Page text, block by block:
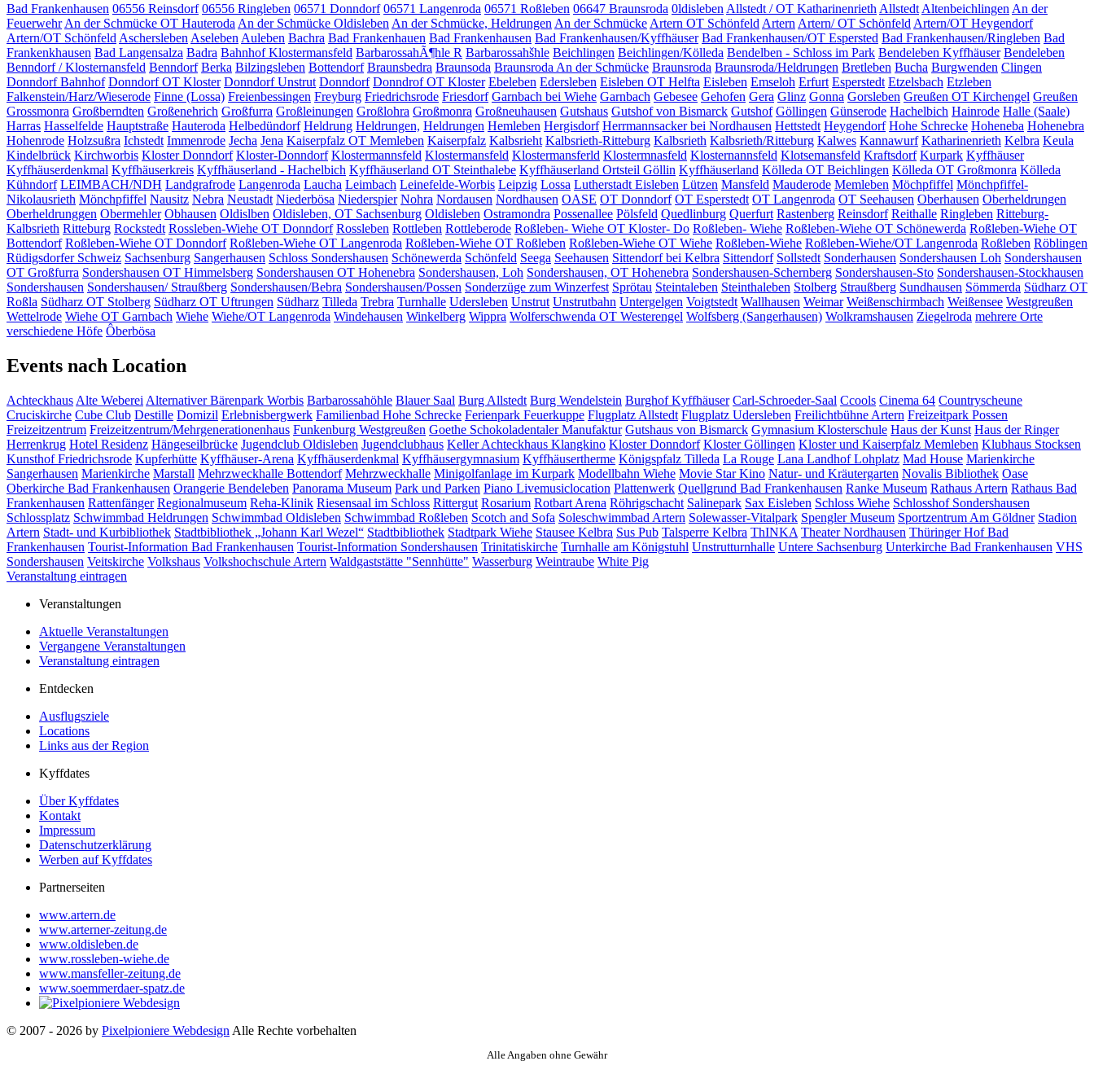
Bad Frankenhausen 06556 Reinsdorf 06556 Ringleben 06571 Donndorf 06571 Langenroda 06571 Roßleben 06647 Braunsroda 0ldisleben Allstedt / OT Katharinenrieth Allstedt Altenbeichlingen An der
Feuerwehr An der Schmücke OT Hauteroda An der Schmücke Oldisleben An der Schmücke, Heldrungen An der Schmücke Artern OT Schönfeld Artern Artern/ OT Schönfeld Artern/OT Heygendorf
Artern/OT Schönfeld Aschersleben Aseleben Auleben Bachra Bad Frankenhauen Bad Frankenhausen Bad Frankenhausen/Kyffhäuser Bad Frankenhausen/OT Espersted Bad Frankenhausen/Ringleben Bad
Frankenkhausen Bad Langensalza Badra Bahnhof Klostermansfeld BarbarossahÃ¶hle R Barbarossahšhle Beichlingen Beichlingen/Kölleda Bendelben - Schloss im Park Bendeleben Kyffhäuser Bendeleben
Benndorf / Klosternansfeld Benndorf Berka Bilzingsleben Bottendorf Braunsbedra Braunsoda Braunsroda An der Schmücke Braunsroda Braunsroda/Heldrungen Bretleben Bucha Burgwenden Clingen
Donndorf Bahnhof Donndorf OT Kloster Donndorf Unstrut Donndorf Donndrof OT Kloster Ebeleben Edersleben Eisleben OT Helfta Eisleben Emseloh Erfurt Esperstedt Etzelsbach Etzleben
Falkenstein/Harz/Wieserode Finne (Lossa) Freienbessingen Freyburg Friedrichsrode Friesdorf Garnbach bei Wiehe Garnbach Gebesee Gehofen Gera Glinz Gonna Gorsleben Greußen OT Kirchengel Greußen
Grossmonra Großberndten Großenehrich Großfurra Großleinungen Großlohra Großmonra Großneuhausen Gutshaus Gutshof von Bismarck Gutshof Göllingen Günserode Hachelbich Hainrode Halle (Saale)
Harras Hasselfelde Hauptstraße Hauteroda Helbedündorf Heldrung Heldrungen, Heldrungen Hemleben Hergisdorf Herrmannsacker bei Nordhausen Hettstedt Heygendorf Hohe Schrecke Hoheneba Hohenebra
Hohenrode Holzsußra Ichstedt Immenrode Jecha Jena Kaiserpfalz OT Memleben Kaiserpfalz Kalbsrieht Kalbsrieth-Ritteburg Kalbsrieth Kalbsrieth/Ritteburg Kalwes Kannawurf Katharinenrieth Kelbra Keula
Kindelbrück Kirchworbis Kloster Donndorf Kloster-Donndorf Klostermannsfeld Klostermansfeld Klostermansferld Klostermnasfeld Klosternannsfeld Klotsemansfeld Kraftsdorf Kurpark Kyffhäuser
Kyffhäuserdenkmal Kyffhäuserkreis Kyffhäuserland - Hachelbich Kyffhäuserland OT Steinthalebe Kyffhäuserland Ortsteil Göllin Kyffhäuserland Kölleda OT Beichlingen Kölleda OT Großmonra Kölleda
Kühndorf LEIMBACH/NDH Landgrafrode Langenroda Laucha Leimbach Leinefelde-Worbis Leipzig Lossa Lutherstadt Eisleben Lützen Mansfeld Mauderode Memleben Möchpfiffel Mönchpfiffel-
Nikolausrieth Mönchpfiffel Nausitz Nebra Neustadt Niederbösa Niederspier Nohra Nordausen Nordhausen OASE OT Donndorf OT Esperstedt OT Langenroda OT Seehausen Oberhausen Oberheldrungen
Oberheldrunggen Obermehler Obhausen Oldislben Oldisleben, OT Sachsenburg Oldisleben Ostramondra Possenallee Pölsfeld Quedlinburg Querfurt Rastenberg Reinsdorf Reithalle Ringleben Ritteburg-
Kalbsrieth Ritteburg Rockstedt Rossleben-Wiehe OT Donndorf Rossleben Rottleben Rottleberode Roßleben- Wiehe OT Kloster- Do Roßleben- Wiehe Roßleben-Wiehe OT Schönewerda Roßleben-Wiehe OT
Bottendorf Roßleben-Wiehe OT Donndorf Roßleben-Wiehe OT Langenroda Roßleben-Wiehe OT Roßleben Roßleben-Wiehe OT Wiehe Roßleben-Wiehe Roßleben-Wiehe/OT Langenroda Roßleben Röblingen
Rüdigsdorfer Schweiz Sachsenburg Sangerhausen Schloss Sondershausen Schönewerda Schönfeld Seega Seehausen Sittendorf bei Kelbra Sittendorf Sollstedt Sonderhausen Sondershausen Loh Sondershausen
OT Großfurra Sondershausen OT Himmelsberg Sondershausen OT Hohenebra Sondershausen, Loh Sondershausen, OT Hohenebra Sondershausen-Schernberg Sondershausen-Sto Sondershausen-Stockhausen
Sondershausen Sondershausen/ Straußberg Sondershausen/Bebra Sondershausen/Possen Sonderzüge zum Winzerfest Sprötau Steintaleben Steinthaleben Stolberg Straußberg Sundhausen Sömmerda Südharz OT
Roßla Südharz OT Stolberg Südharz OT Uftrungen Südharz Tilleda Trebra Turnhalle Udersleben Unstrut Unstrutbahn Untergelgen Voigtstedt Wallhausen Weimar Weißenschirmbach Weißensee Westgreußen
Wettelrode Wiehe OT Garnbach Wiehe Wiehe/OT Langenroda Windehausen Winkelberg Wippra Wolferschwenda OT Westerengel Wolfsberg (Sangerhausen) Wolkramshausen Ziegelroda mehrere Orte
verschiedene Höfe Ôberbösa
Events nach Location
Achteckhaus Alte Weberei Alternativer Bärenpark Worbis Barbarossahöhle Blauer Saal Burg Allstedt Burg Wendelstein Burghof Kyffhäuser Carl-Schroeder-Saal Ccools Cinema 64 Countryscheune
Cruciskirche Cube Club Destille Domizil Erlebnisbergwerk Familienbad Hohe Schrecke Ferienpark Feuerkuppe Flugplatz Allstedt Flugplatz Udersleben Freilichtbühne Artern Freizeitpark Possen
Freizeitzentrum Freizeitzentrum/Mehrgenerationenhaus Funkenburg Westgreußen Goethe Schokoladentaler Manufaktur Gutshaus von Bismarck Gymnasium Klosterschule Haus der Kunst Haus der Ringer
Herrenkrug Hotel Residenz Hängeseilbrücke Jugendclub Oldisleben Jugendclubhaus Keller Achteckhaus Klangkino Kloster Donndorf Kloster Göllingen Kloster und Kaiserpfalz Memleben Klubhaus Stocksen
Kunsthof Friedrichsrode Kupferhütte Kyffhäuser-Arena Kyffhäuserdenkmal Kyffhäusergymnasium Kyffhäusertherme Königspfalz Tilleda La Rouge Lana LandhofLohplatz Mad House Marienkirche
Sangerhausen Marienkirche Marstall Mehrzweckhalle Bottendorf Mehrzweckhalle Minigolfanlage im Kurpark Modellbahn Wiehe Movie Star Kino Natur- und Kräutergarten Novalis Bibliothek Oase
Oberkirche Bad Frankenhausen Orangerie Bendeleben Panorama Museum Park und Parken Piano Livemusiclocation Plattenwerk Quellgrund Bad Frankenhausen Ranke Museum Rathaus Artern Rathaus Bad
Frankenhausen Rattenfänger Regionalmuseum Reha-Klinik Riesensaal im Schloss Rittergut Rosarium Rotbart Arena Röhrigschacht Salinepark Sax Eisleben Schloss Wiehe Schlosshof Sondershausen
Schlossplatz Schwimmbad Heldrungen Schwimmbad Oldisleben Schwimmbad Roßleben Scotch and Sofa Soleschwimmbad Artern Solewasser-Vitalpark Spengler Museum Sportzentrum Am Göldner Stadion
Artern Stadt- und Kurbibliothek Stadtbibliothek „Johann Karl Wezel“ Stadtbibliothek Stadtpark Wiehe Stausee Kelbra Sus Pub Talsperre Kelbra ThINKA Theater Nordhausen Thüringer Hof Bad
Frankenhausen Tourist-Information Bad Frankenhausen Tourist-Information Sondershausen Trinitatiskirche Turnhalle am Königstuhl Unstrutturnhalle Untere Sachsenburg Unterkirche Bad Frankenhausen VHS
Sondershausen Veitskirche Volkshaus Volkshochschule Artern Waldgaststätte "Sennhütte" Wasserburg Weintraube White Pig
Veranstaltung eintragen
Veranstaltungen
Aktuelle Veranstaltungen
Vergangene Veranstaltungen
Veranstaltung eintragen
Entdecken
Ausflugsziele
Locations
Links aus der Region
Kyffdates
Über Kyffdates
Kontakt
Impressum
Datenschutzerklärung
Werben auf Kyffdates
Partnerseiten
www.artern.de
www.arterner-zeitung.de
www.oldisleben.de
www.rossleben-wiehe.de
www.mansfeller-zeitung.de
www.soemmerdaer-spatz.de
© 2007 - 2026 by Pixelpioniere Webdesign Alle Rechte vorbehalten
Alle Angaben ohne Gewähr